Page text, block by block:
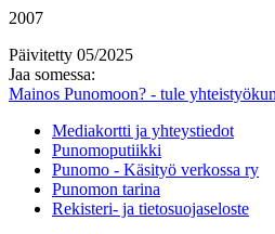
2007
Päivitetty 05/2025
Jaa somessa:
Mainos Punomoon? - tule
Mediakortti ja yhteystiedot
Punomoputiikki
Punomo - Käsityö verkossa ry
Punomon tarina
Rekisteri- ja tietosuojaseloste